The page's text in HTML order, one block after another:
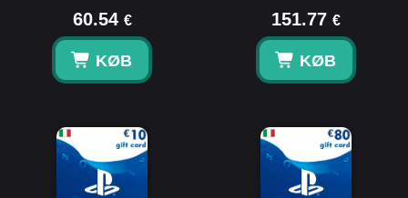
60.54 €
KØB
151.77 €
KØB